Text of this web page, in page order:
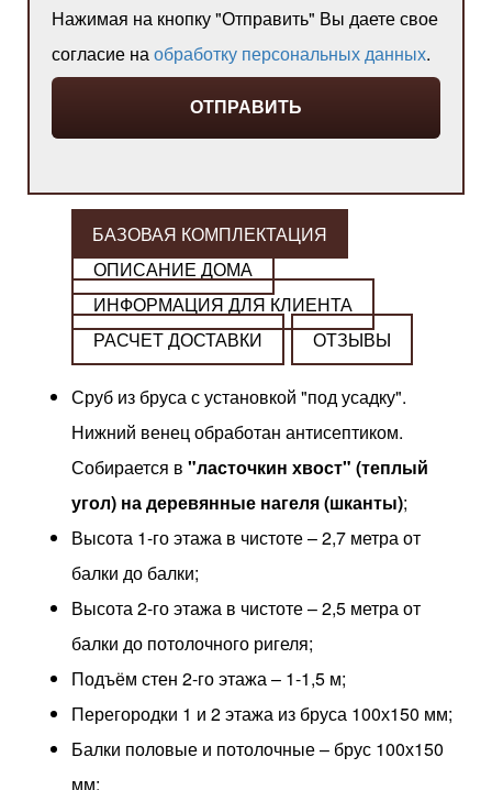
Нажимая на кнопку "Отправить" Вы даете свое
согласие на обработку персональных данных.
БАЗОВАЯ КОМПЛЕКТАЦИЯ
ОПИСАНИЕ ДОМА
ИНФОРМАЦИЯ ДЛЯ КЛИЕНТА
РАСЧЕТ ДОСТАВКИ
ОТЗЫВЫ
Сруб из бруса с установкой "под усадку".
Нижний венец обработан антисептиком.
Собирается в "ласточкин хвост" (теплый
угол) на деревянные нагеля (шканты);
Высота 1-го этажа в чистоте – 2,7 метра от
балки до балки;
Высота 2-го этажа в чистоте – 2,5 метра от
балки до потолочного ригеля;
Подъём стен 2-го этажа – 1-1,5 м;
Перегородки 1 и 2 этажа из бруса 100х150 мм;
Балки половые и потолочные – брус 100х150
мм;